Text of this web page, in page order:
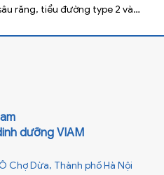
răng, tiểu đường type 2 và
dưỡng VIAM
Chợ Dừa, Thành phố Hà Nội